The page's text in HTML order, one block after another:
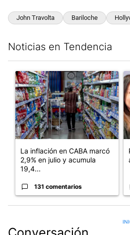
John Travolta Bariloche
Noticias en Tendencia
Un artículo de tendencia con el
La inflación en CABA marcó
2,9% en julio y acumula
19,4...
131 comentarios